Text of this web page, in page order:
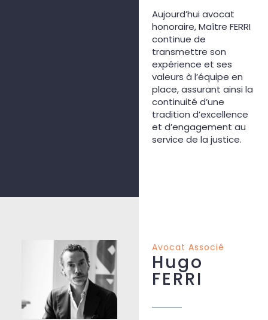
Aujourd’hui avocat
honoraire, Maître FERRI
continue de
transmettre son
expérience et ses
valeurs à l’équipe en
place, assurant ainsi la
continuité d’une
tradition d’excellence
et d’engagement au
service de la justice.
Avocat Associé
Hugo
FERRI